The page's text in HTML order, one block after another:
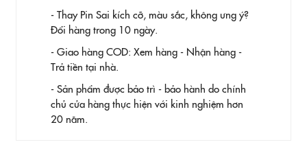
- Thay Pin Sai kích cỡ, màu sắc, không ưng ý?
Đổi hàng trong 10 ngày.
- Giao hàng COD: Xem hàng - Nhận hàng -
Trả tiền tại nhà.
- Sản phẩm được bảo trì - bảo hành do chính
chủ cửa hàng thực hiện với kinh nghiệm hơn
20 năm.